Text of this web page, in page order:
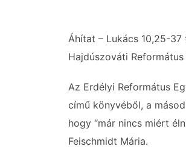
Áhítat – Lukács 10,25-
Hajdúszováti
Az Erdélyi Református
című könyvéből, a
hogy “már nincs miért
Feischmidt Mária.